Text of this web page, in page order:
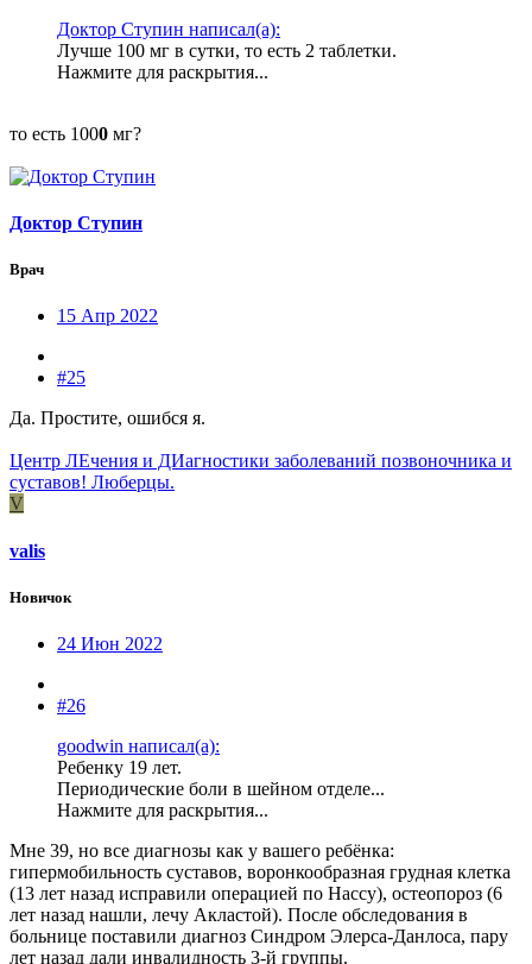
Доктор Ступин написал(а):
Лучше 100 мг в сутки, то есть 2 таблетки.
Нажмите для раскрытия...
то есть 1000 мг?
Доктор Ступин
Врач
15 Апр 2022
#25
Да. Простите, ошибся я.
Центр ЛЕчения и ДИагностики заболеваний позвоночника и
суставов! Люберцы.
V
valis
Новичок
24 Июн 2022
#26
goodwin написал(а):
Ребенку 19 лет.
Периодические боли в шейном отделе...
Нажмите для раскрытия...
Мне 39, но все диагнозы как у вашего ребёнка:
гипермобильность суставов, воронкообразная грудная клетка
(13 лет назад исправили операцией по Нассу), остеопороз (6
лет назад нашли, лечу Акластой). После обследования в
больнице поставили диагноз Синдром Элерса-Данлоса, пару
лет назад дали инвалидность 3-й группы.